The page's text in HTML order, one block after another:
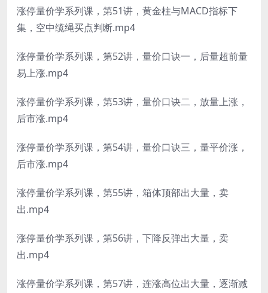
涨停量价学系列课，第51讲，黄金柱与MACD指标下
集，空中缆绳买点判断.mp4
涨停量价学系列课，第52讲，量价口诀一，后量超前量
易上涨.mp4
涨停量价学系列课，第53讲，量价口诀二，放量上涨，
后市涨.mp4
涨停量价学系列课，第54讲，量价口诀三，量平价涨，
后市涨.mp4
涨停量价学系列课，第55讲，箱体顶部出大量，卖
出.mp4
涨停量价学系列课，第56讲，下降反弹出大量，卖
出.mp4
涨停量价学系列课，第57讲，连涨高位出大量，逐渐减